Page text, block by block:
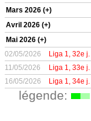
Mars 2026 (+)
Avril 2026 (+)
Mai 2026 (+)
02/05/2026 Liga 1, 32e j.
11/05/2026
Liga 1, 33e j.
16/05/2026
Liga 1, 34e j.
légende: